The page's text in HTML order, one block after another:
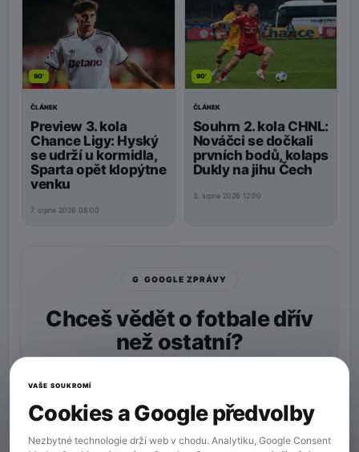
90'
ČLÁNEK
Preview 3. kola
Chance Ligy: Hyský
se udrží u kormidla,
Sparta opět klopýtne
venku
7. srpna 2026 08:00
90'
ČLÁNEK
Souhrn 2. kola CHNL:
Nováčci se dočkali
prvních bodů, kolaps
Dukly na jihu Čech
3. srpna 2026 12:00
G GOOGLE ZPRÁVY
Chceš vědět o fotbale dřív
než ostatní?
Více zpráv na Googlu
VAŠE SOUKROMÍ
Cookies a Google předvolby
Nezbytné technologie drží web v chodu. Analytiku, Google Consent